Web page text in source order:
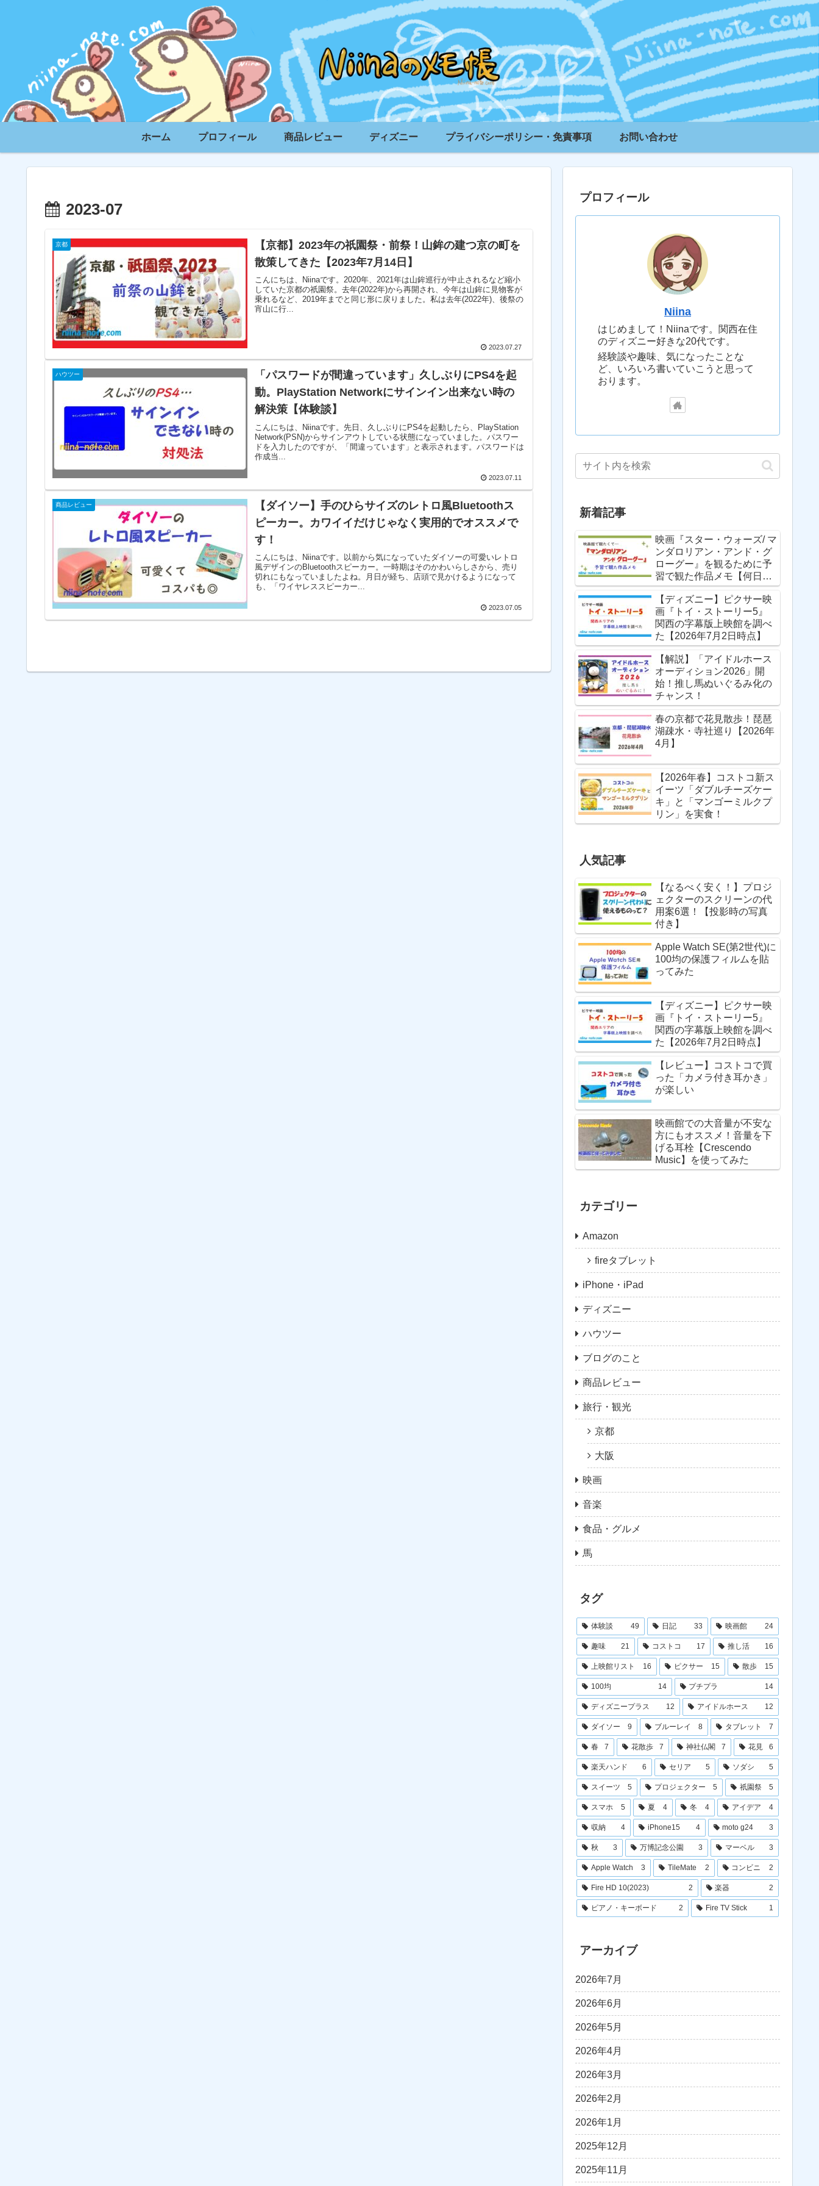
ホーム プロフィール 商品レビュー ディズニー プライバシーポリシー・免責事項 お問い合わせ
2023-07
京都
【京都】2023年の祇園祭・前祭！山鉾の建つ京の町を
散策してきた【2023年7月14日】
こんにちは、Niinaです。2020年、2021年は山鉾巡行が中止されるなど縮小
していた京都の祇園祭。去年(2022年)から再開され、今年は山鉾に見物客が
乗れるなど、2019年までと同じ形に戻りました。私は去年(2022年)、後祭の
宵山に行...
2023.07.27
ハウツー
「パスワードが間違っています」久しぶりにPS4を起
動。PlayStation Networkにサインイン出来ない時の
解決策【体験談】
こんにちは、Niinaです。先日、久しぶりにPS4を起動したら、PlayStation
Network(PSN)からサインアウトしている状態になっていました。パスワー
ドを入力したのですが、「間違っています」と表示されます。パスワードは
作成当...
2023.07.11
商品レビュー
【ダイソー】手のひらサイズのレトロ風Bluetoothス
ピーカー。カワイイだけじゃなく実用的でオススメで
す！
こんにちは、Niinaです。以前から気になっていたダイソーの可愛いレトロ
風デザインのBluetoothスピーカー。一時期はそのかわいらしさから、売り
切れにもなっていましたよね。月日が経ち、店頭で見かけるようになって
も、「ワイヤレススピーカー...
2023.07.05
プロフィール
Niina
はじめまして！Niinaです。関西在住
のディズニー好きな20代です。
経験談や趣味、気になったことな
ど、いろいろ書いていこうと思って
おります。
新着記事
映画『スター・ウォーズ/ マ
ンダロリアン・アンド・グ
ローグー』を観るために予
習で観た作品メモ【何日掛
かったか】
【ディズニー】ピクサー映
画『トイ・ストーリー5』
関西の字幕版上映館を調べ
た【2026年7月2日時点】
【解説】「アイドルホース
オーディション2026」開
始！推し馬ぬいぐるみ化の
チャンス！
春の京都で花見散歩！琵琶
湖疎水・寺社巡り【2026年
4月】
【2026年春】コストコ新ス
イーツ「ダブルチーズケー
キ」と「マンゴーミルクプ
リン」を実食！
人気記事
【なるべく安く！】プロジ
ェクターのスクリーンの代
用案6選！【投影時の写真
付き】
Apple Watch SE(第2世代)に
100均の保護フィルムを貼
ってみた
【ディズニー】ピクサー映
画『トイ・ストーリー5』
関西の字幕版上映館を調べ
た【2026年7月2日時点】
【レビュー】コストコで買
った「カメラ付き耳かき」
が楽しい
映画館での大音量が不安な
方にもオススメ！音量を下
げる耳栓【Crescendo
Music】を使ってみた
カテゴリー
Amazon
fireタブレット
iPhone・iPad
ディズニー
ハウツー
ブログのこと
商品レビュー
旅行・観光
京都
大阪
映画
音楽
食品・グルメ
馬
タグ
体験談 49 日記 33 映画館 24
趣味 21 コストコ 17 推し活 16
上映館リスト 16 ピクサー 15 散歩 15
100均 14 プチプラ 14
ディズニープラス 12 アイドルホース 12
ダイソー 9 ブルーレイ 8 タブレット 7
春 7 花散歩 7 神社仏閣 7 花見 6
楽天ハンド 6 セリア 5 ソダシ 5
スイーツ 5 プロジェクター 5 祇園祭 5
スマホ 5 夏 4 冬 4 アイデア 4
収納 4 iPhone15 4 moto g24 3
秋 3 万博記念公園 3 マーベル 3
Apple Watch 3 TileMate 2 コンビニ 2
Fire HD 10(2023) 2 楽器 2
ピアノ・キーボード 2 Fire TV Stick 1
アーカイブ
2026年7月
2026年6月
2026年5月
2026年4月
2026年3月
2026年2月
2026年1月
2025年12月
2025年11月